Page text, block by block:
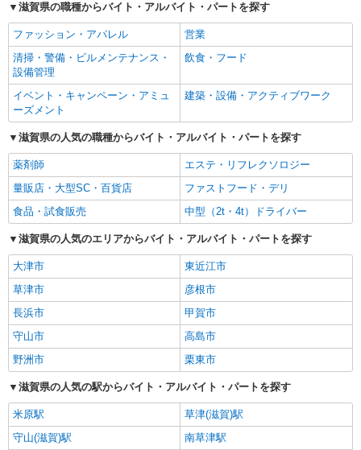
滋賀県の職種からバイト・アルバイト・パートを探す
ファッション・アパレル
営業
清掃・警備・ビルメンテナンス・
設備管理
飲食・フード
イベント・キャンペーン・アミュ
ーズメント
建築・設備・アクティブワーク
滋賀県の人気の職種からバイト・アルバイト・パートを探す
薬剤師
エステ・リフレクソロジー
量販店・大型SC・百貨店
ファストフード・デリ
食品・試食販売
中型（2t・4t）ドライバー
滋賀県の人気のエリアからバイト・アルバイト・パートを探す
大津市
東近江市
草津市
彦根市
長浜市
甲賀市
守山市
高島市
野洲市
栗東市
滋賀県の人気の駅からバイト・アルバイト・パートを探す
米原駅
草津(滋賀)駅
守山(滋賀)駅
南草津駅